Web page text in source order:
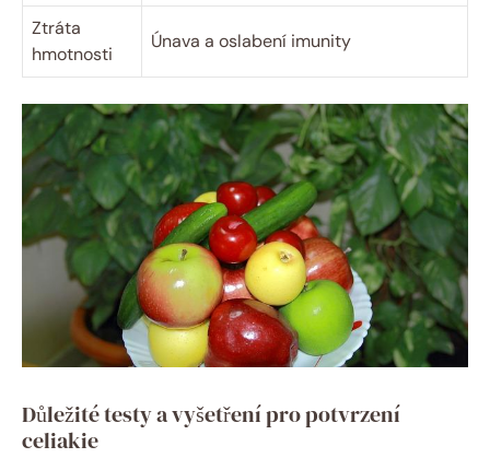
Ztráta
hmotnosti
Únava a oslabení imunity
Důležité testy a vyšetření pro potvrzení
celiakie